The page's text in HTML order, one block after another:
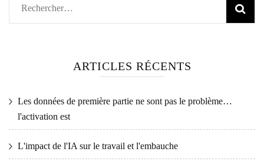
Rechercher :
ARTICLES RÉCENTS
Les données de première partie ne sont pas le problème…
l'activation est
L'impact de l'IA sur le travail et l'embauche